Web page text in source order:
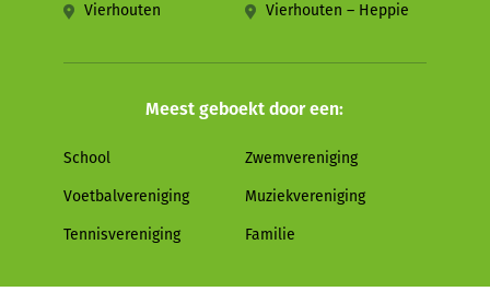
Vierhouten Vierhouten – Heppie
Meest geboekt door een:
School Zwemvereniging
Voetbalvereniging Muziekvereniging
Tennisvereniging Familie